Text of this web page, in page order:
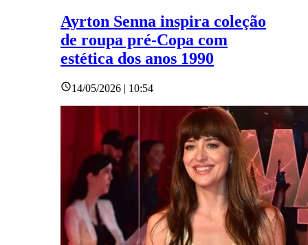
Ayrton Senna inspira coleção
de roupa pré-Copa com
estética dos anos 1990
14/05/2026 | 10:54